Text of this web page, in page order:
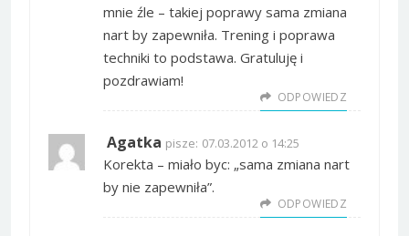
mnie źle – takiej poprawy sama zmiana
nart by zapewniła. Trening i poprawa
techniki to podstawa. Gratuluję i
pozdrawiam!
ODPOWIEDZ
Agatka pisze: 07.03.2012 o 14:25
Korekta – miało byc: „sama zmiana nart
by nie zapewniła”.
ODPOWIEDZ